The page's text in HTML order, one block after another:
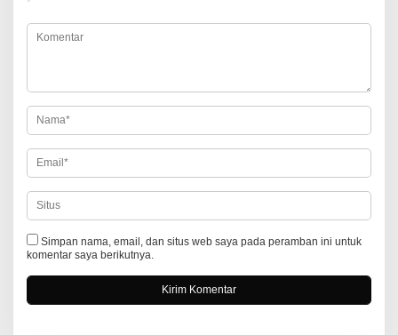
s
o
s
Simpan nama, email, dan situs web saya pada peramban ini untuk
komentar saya berikutnya.